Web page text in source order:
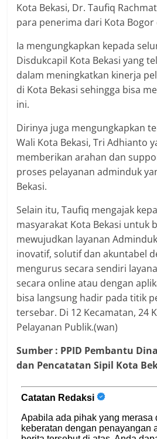
Kota Bekasi, Dr. Taufiq
para penerima dari Kota Bogor
Ia mengungkapkan kepada
Disdukcapil Kota Bekasi yang
dalam meningkatkan kinerja
di Kota Bekasi sehingga bisa
ini.
Dirinya juga mengungkapkan
Wali Kota Bekasi, Tri Adhianto
memberikan arahan dan
proses pelayanan adminduk
Bekasi.
Selain itu, Taufiq mengajak
masyarakat Kota Bekasi untuk
mewujudkan layanan
inovatif, solutif dan akuntabel
mengurus secara sendiri
secara online atau dengan
bisa langsung hadir pada titik
tersebar. Di 12 Kecamatan, 24
Pelayanan Publik.(wan)
Sumber : PPID Pembantu
dan Pencatatan Sipil Kota